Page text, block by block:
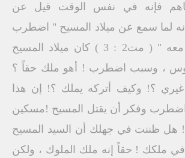
فإنه في نفس الوقت قيل عن
لما سمع عن ميلاد المسيح " اضطرب
وجميع أورشليم معه " ( مت2 : 3 ) كان ميلاد المسيح
، وسبب اضطرب ! أهو ملك حقاً ؟
؟! وكيف أتركه يملك ؟! إن هذا
وفكر أن يقتل المسيح !مسكين
! هل ظننت في جهلك أن السيد المسيح
ملكك ! حقاً إنه ملك الملوك ، ولكن